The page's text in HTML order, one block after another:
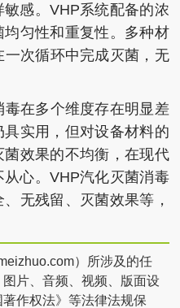
感。VHP系统配备的浓
匀性和重复性。多种材
次循环中完成灭菌，无
在多个维度存在明显差
实用，但对设备材料的
效果的不均衡，在现代
心。VHP汽化灭菌消毒
无残留、灭菌效果等，
）所涉及的任
片、音频、视频、版面设
作权法》等法律法规保